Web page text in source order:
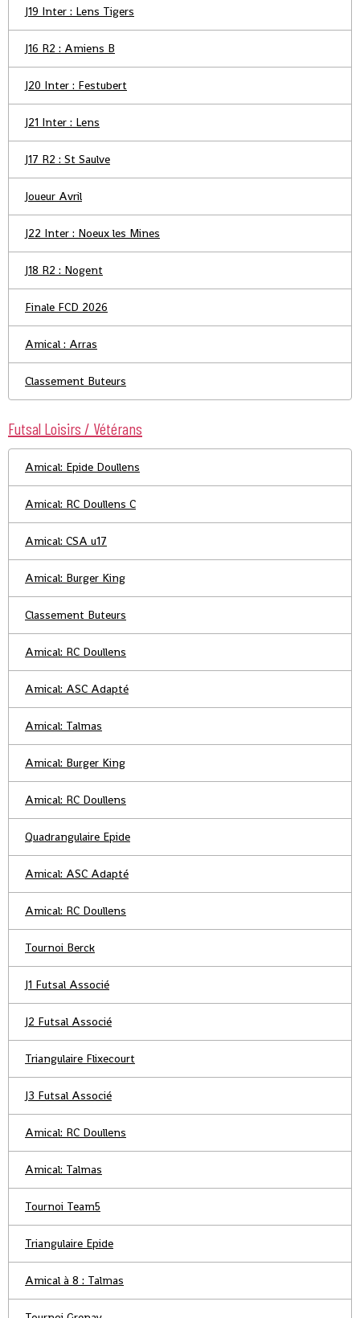
J19 Inter : Lens Tigers
J16 R2 : Amiens B
J20 Inter : Festubert
J21 Inter : Lens
J17 R2 : St Saulve
Joueur Avril
J22 Inter : Noeux les Mines
J18 R2 : Nogent
Finale FCD 2026
Amical : Arras
Classement Buteurs
Futsal Loisirs / Vétérans
Amical: Epide Doullens
Amical: RC Doullens C
Amical: CSA u17
Amical: Burger King
Classement Buteurs
Amical: RC Doullens
Amical: ASC Adapté
Amical: Talmas
Amical: Burger King
Amical: RC Doullens
Quadrangulaire Epide
Amical: ASC Adapté
Amical: RC Doullens
Tournoi Berck
J1 Futsal Associé
J2 Futsal Associé
Triangulaire Flixecourt
J3 Futsal Associé
Amical: RC Doullens
Amical: Talmas
Tournoi Team5
Triangulaire Epide
Amical à 8 : Talmas